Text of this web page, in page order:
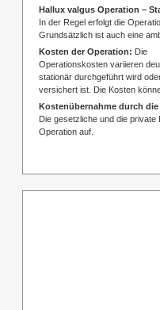
Hallux valgus Operation –
In der Regel erfolgt die
Grundsätzlich ist auch eine
Kosten der Operation: Die
Operationskosten variieren
stationär durchgeführt wird
versichert ist. Die Kosten
Kostenübernahme durch die
Die gesetzliche und die
Operation auf.